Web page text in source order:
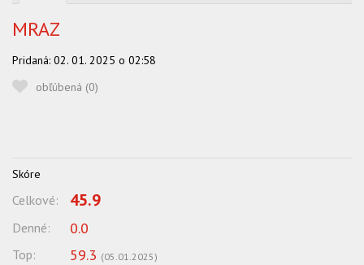
MRAZ
Pridaná: 02. 01. 2025 o 02:58
obľúbená (0)
Skóre
Celkové: 45.9
Denné: 0.0
Top: 59.3 (05.01.2025)